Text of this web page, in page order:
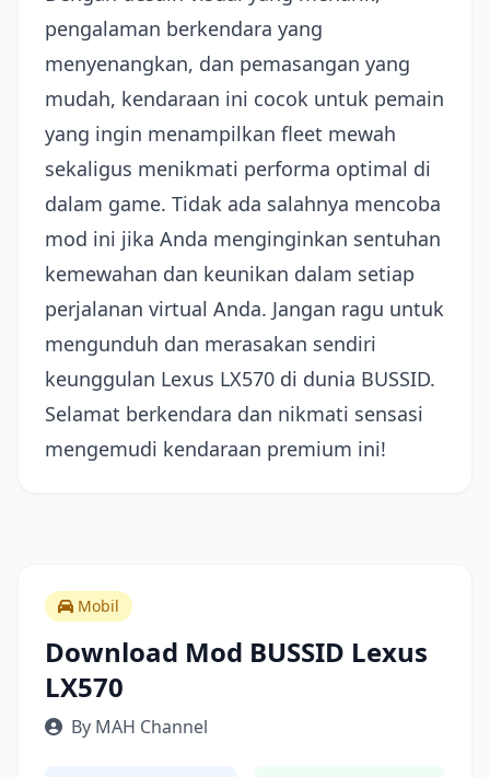
pengalaman berkendara yang
menyenangkan, dan pemasangan yang
mudah, kendaraan ini cocok untuk pemain
yang ingin menampilkan fleet mewah
sekaligus menikmati performa optimal di
dalam game. Tidak ada salahnya mencoba
mod ini jika Anda menginginkan sentuhan
kemewahan dan keunikan dalam setiap
perjalanan virtual Anda. Jangan ragu untuk
mengunduh dan merasakan sendiri
keunggulan Lexus LX570 di dunia BUSSID.
Selamat berkendara dan nikmati sensasi
mengemudi kendaraan premium ini!
Mobil
Download Mod BUSSID Lexus
LX570
By MAH Channel